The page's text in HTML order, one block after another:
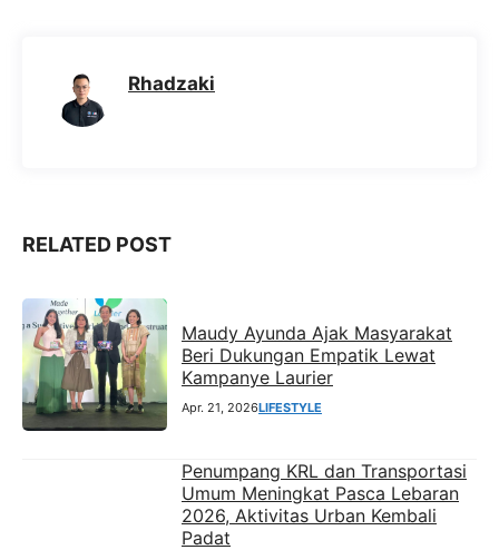
A
p
r n
Rhadzaki
RELATED POST
Maudy Ayunda Ajak Masyarakat
Beri Dukungan Empatik Lewat
Kampanye Laurier
Apr. 21, 2026LIFESTYLE
Penumpang KRL dan Transportasi
Umum Meningkat Pasca Lebaran
2026, Aktivitas Urban Kembali
Padat